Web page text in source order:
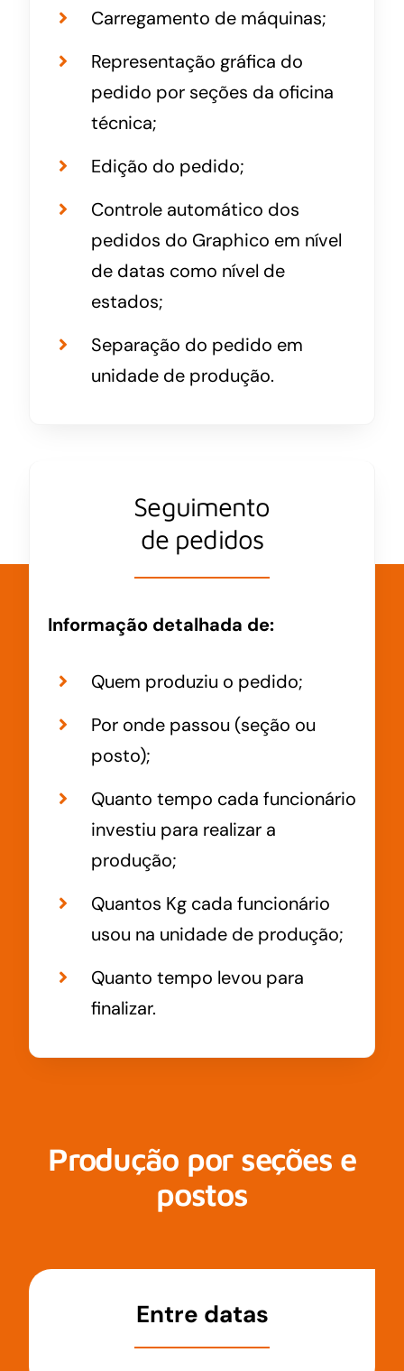
Carregamento de máquinas;
Representação gráfica do
pedido por seções da oficina
técnica;
Edição do pedido;
Controle automático dos
pedidos do Graphico em nível
de datas como nível de
estados;
Separação do pedido em
unidade de produção.
Seguimento
de pedidos
Informação detalhada de:
Quem produziu o pedido;
Por onde passou (seção ou
posto);
Quanto tempo cada funcionário
investiu para realizar a
produção;
Quantos Kg cada funcionário
usou na unidade de produção;
Quanto tempo levou para
finalizar.
Produção por seções e
postos
Entre datas